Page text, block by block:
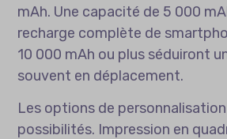
mAh. Une capacité de 5 000
recharge complète de
10 000 mAh ou plus séduiront
souvent en déplacement.
Les options de
possibilités. Impression en